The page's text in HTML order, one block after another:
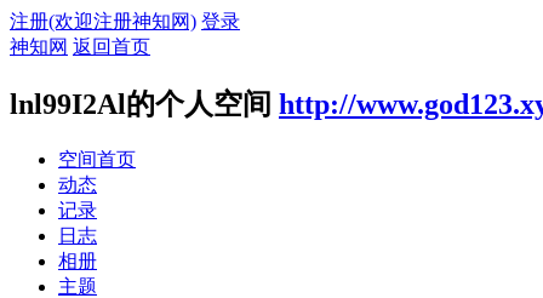
注册(欢迎注册神知网) 登录
神知网 返回首页
lnl99I2Al的个人空间 http://
空间首页
动态
记录
日志
相册
主题